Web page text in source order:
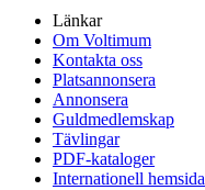
Länkar
Om Voltimum
Kontakta oss
Platsannonsera
Annonsera
Guldmedlemskap
Tävlingar
PDF-kataloger
Internationell hemsida